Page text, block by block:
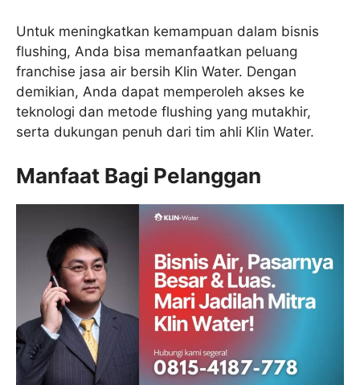
Untuk meningkatkan kemampuan dalam bisnis
flushing, Anda bisa memanfaatkan peluang
franchise jasa air bersih Klin Water. Dengan
demikian, Anda dapat memperoleh akses ke
teknologi dan metode flushing yang mutakhir,
serta dukungan penuh dari tim ahli Klin Water.
Manfaat Bagi Pelanggan